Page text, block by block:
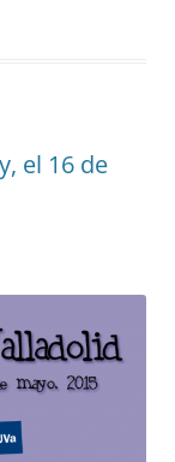
el 16 de